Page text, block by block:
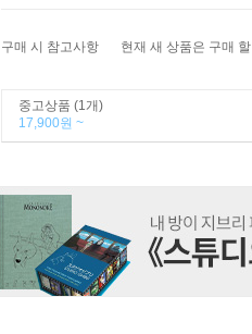
구매 시 참고사항 현재 새 상품은 구매
중고상품 (1개)
17,900원 ~